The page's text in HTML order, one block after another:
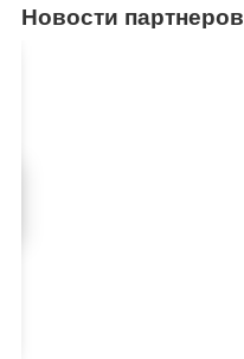
Новости партнеров